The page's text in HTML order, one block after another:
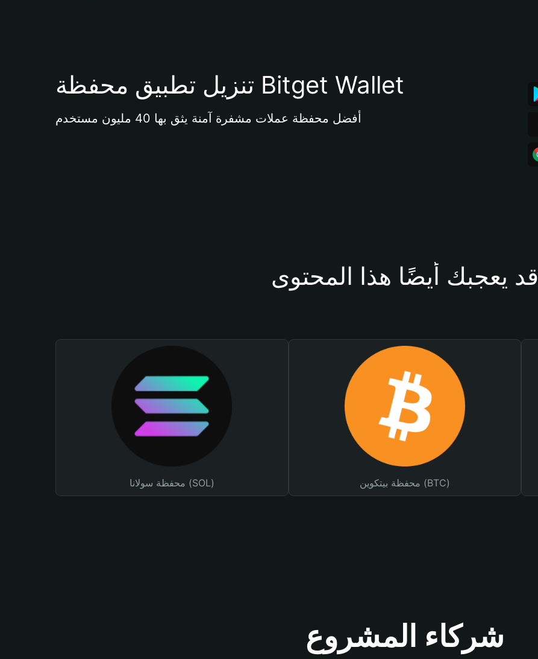
تنزيل تطبيق محفظة Bitget Wallet
أفضل محفظة عملات مشفرة آمنة يثق بها 40 مليون مستخدم
قد يعجبك أيضًا هذا المحتوى
محفظة سولانا (SOL) محفظة بيتكوين (BTC)
شركاء المشروع